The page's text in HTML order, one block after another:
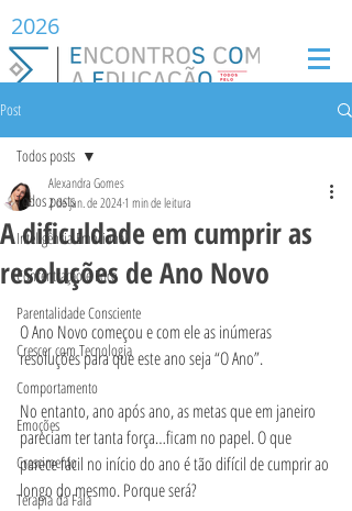
2026
Post
Todos posts
Inteligência Emocional
Concentração e Foco
Parentalidade Consciente
Crescer com Tecnologia
Comportamento
Emoções
Crescimento
Terapia da Fala
Todos posts
A dificuldade em cumprir as
resoluções de Ano Novo
Alexandra Gomes
2 de jan. de 20241 min de leitura
O Ano Novo começou e com ele as inúmeras
resoluções para que este ano seja “O Ano”.
No entanto, ano após ano, as metas que em janeiro
pareciam ter tanta força…ficam no papel. O que
parece fácil no início do ano é tão difícil de cumprir ao
longo do mesmo. Porque será?